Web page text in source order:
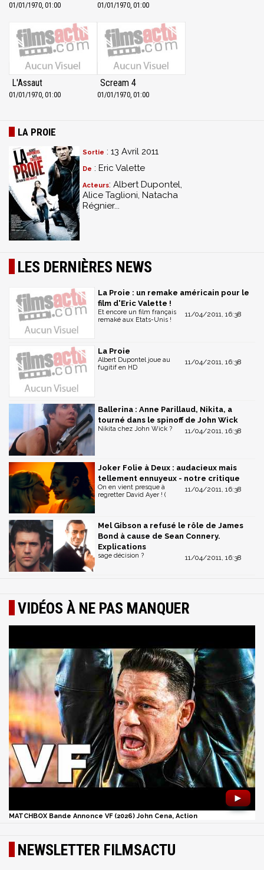
01/01/1970, 01:00 01/01/1970, 01:00
L'Assaut
01/01/1970, 01:00
Scream 4
01/01/1970, 01:00
LA PROIE
Sortie : 13 Avril 2011
De : Eric Valette
Acteurs: Albert Dupontel,
Alice Taglioni, Natacha
Régnier...
LES DERNIÈRES NEWS
La Proie : un remake américain pour le
film d'Eric Valette !
11/04/2011, 16:38
Et encore un film français
remaké aux Etats-Unis !
La Proie
11/04/2011, 16:38
Albert Dupontel joue au
fugitif en HD
Ballerina : Anne Parillaud, Nikita, a
tourné dans le spinoff de John Wick
11/04/2011, 16:38
Nikita chez John Wick ?
Joker Folie à Deux : audacieux mais
tellement ennuyeux - notre critique
11/04/2011, 16:38
On en vient presque à
regretter David Ayer ! (
Mel Gibson a refusé le rôle de James
Bond à cause de Sean Connery.
Explications
11/04/2011, 16:38
sage décision ?
VIDÉOS À NE PAS MANQUER
►
MATCHBOX Bande Annonce VF (2026) John Cena, Action
NEWSLETTER FILMSACTU